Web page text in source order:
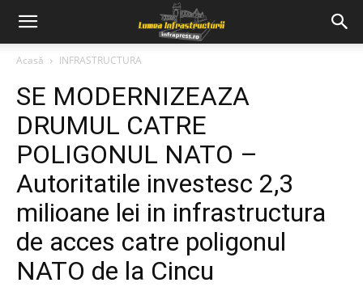
Acasă INFRASTRUCTURA
SE MODERNIZEAZA
DRUMUL CATRE
POLIGONUL NATO –
Autoritatile investesc 2,3
milioane lei in infrastructura
de acces catre poligonul
NATO de la Cincu